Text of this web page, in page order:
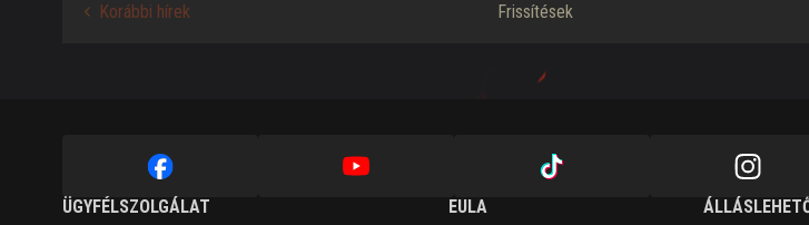
Korábbi hírek Frissítések
ÜGYFÉLSZOLGÁLAT EULA